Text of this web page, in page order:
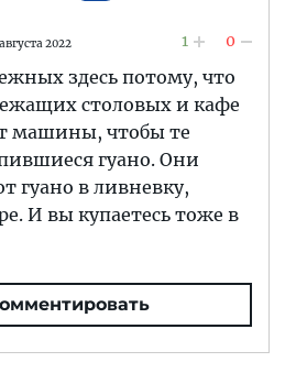
2022 1 0
здесь потому, что
столовых и кафе
машины, чтобы те
гуано. Они
гуано в ливневку,
И вы купаетесь тоже в